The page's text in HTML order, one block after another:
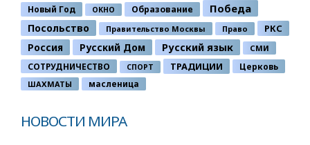
Новый Год ОКНО Образование Победа
Посольство Правительство Москвы Право РКС
Россия Русский Дом Русский язык СМИ
СОТРУДНИЧЕСТВО СПОРТ ТРАДИЦИИ Церковь
ШАХМАТЫ масленица
НОВОСТИ МИРА